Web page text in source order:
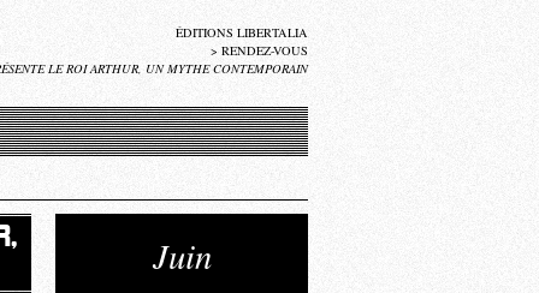
ÉDITIONS LIBERTALIA
> RENDEZ-VOUS
LE ROI ARTHUR, UN MYTHE CONTEMPORAIN
Juin